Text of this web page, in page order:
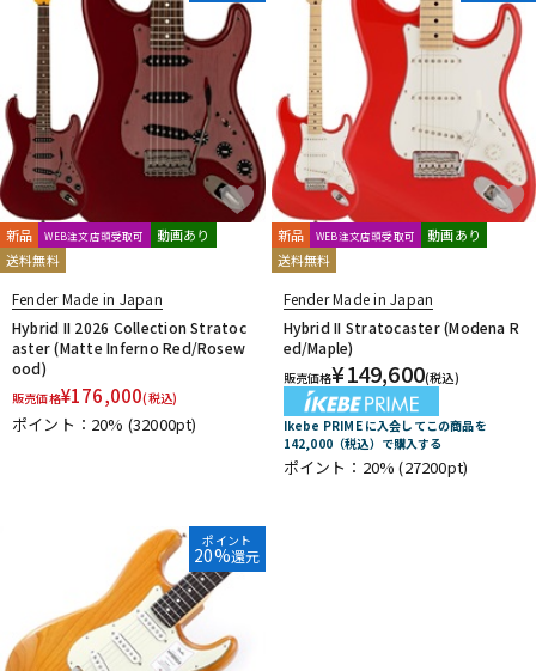
新品 WEB注文店頭受取可
動画あり
送料無料
Fender Made in Japan
Hybrid II 2026 Collection Stratoc
aster (Matte Inferno Red/Rosew
ood)
販売価格¥176,000(税込)
ポイント：20% (32000pt)
新品 WEB注文店頭受取可
動画あり
送料無料
Fender Made in Japan
Hybrid II Stratocaster (Modena R
ed/Maple)
販売価格¥149,600(税込)
Ikebe PRIME に入会してこの商品を
142,000（税込）で購入する
ポイント：20%(27200pt)
ポイント
20%還元